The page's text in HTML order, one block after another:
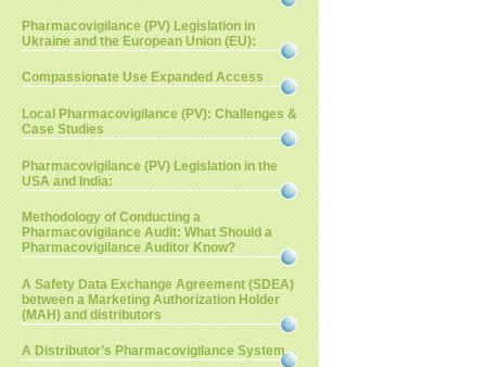
Pharmacovigilance (PV) Legislation in
Ukraine and the European Union (EU):
Compassionate Use Expanded Access
Local Pharmacovigilance (PV): Challenges &
Case Studies
Pharmacovigilance (PV) Legislation in the
USA and India:
Methodology of Conducting a
Pharmacovigilance Audit: What Should a
Pharmacovigilance Auditor Know?
A Safety Data Exchange Agreement (SDEA)
between a Marketing Authorization Holder
(MAH) and distributors
A Distributor’s Pharmacovigilance System